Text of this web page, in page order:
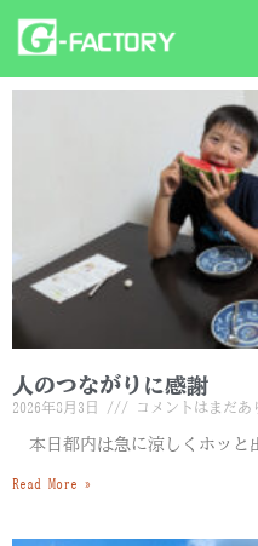
人のつながりに感謝
2026年8月3日 コメントはまだあ
本日都内は急に涼しくホッと
Read More »